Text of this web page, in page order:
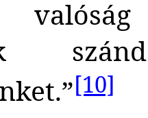
[10]